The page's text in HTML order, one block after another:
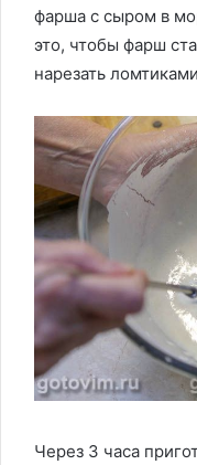
фарша с сыром в
это, чтобы фарш
нарезать
Через 3 часа